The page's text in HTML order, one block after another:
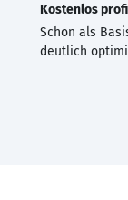
Kostenlos
Schon als
deutlich